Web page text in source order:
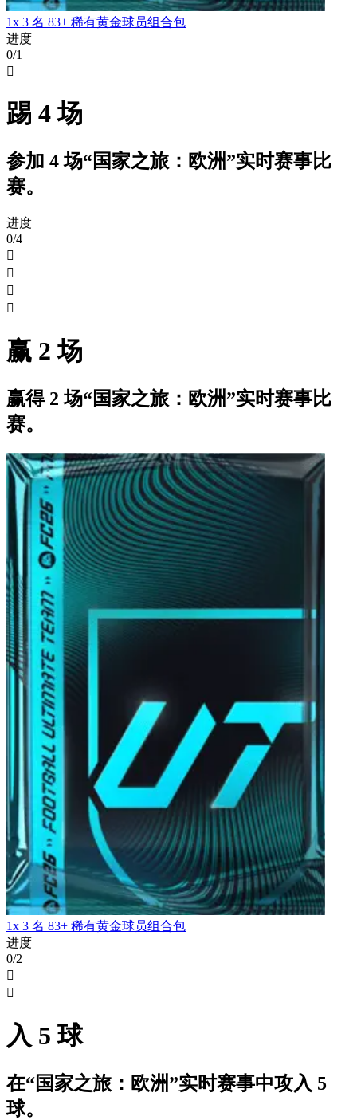
1x 3 名 83+ 稀有黄金球员组合包
进度
0/1

踢 4 场
参加 4 场“国家之旅：欧洲”实时赛事比
赛。
进度
0/4




赢 2 场
赢得 2 场“国家之旅：欧洲”实时赛事比
赛。
1x 3 名 83+ 稀有黄金球员组合包
进度
0/2


入 5 球
在“国家之旅：欧洲”实时赛事中攻入 5
球。